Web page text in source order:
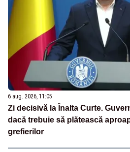
6 aug. 2026, 11:05
Zi decisivă la Înalta Curte.
dacă trebuie să plătească
grefierilor